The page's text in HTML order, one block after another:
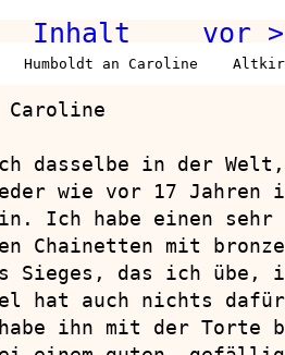
Inhalt vor >
Humboldt an Caroline
Caroline
dasselbe in der
wie vor 17 Jahren
Ich habe einen sehr
Chainetten mit
Sieges, das ich
hat auch nichts dafür
ihn mit der Torte